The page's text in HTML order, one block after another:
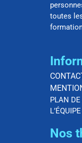
toutes
PLAN DE
Nos